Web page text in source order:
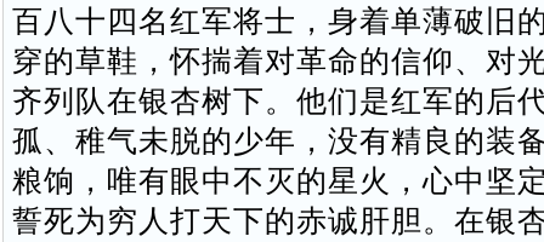
百八十四名红军将士，身着单薄破旧
穿的草鞋，怀揣着对革命的信仰、对
齐列队在银杏树下。他们是红军的后
孤、稚气未脱的少年，没有精良的装
粮饷，唯有眼中不灭的星火，心中坚
誓死为穷人打天下的赤诚肝胆。在银